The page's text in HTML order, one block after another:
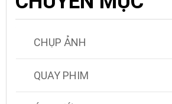
CHỤP ẢNH
QUAY PHIM